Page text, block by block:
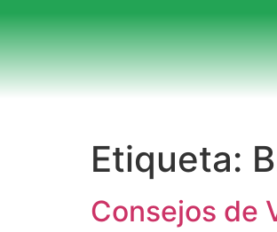
Etiqueta:
Consejos de